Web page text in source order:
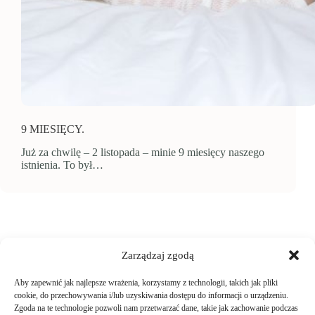
Zarządzaj zgodą
Aby zapewnić jak najlepsze wrażenia, korzystamy z technologii, takich jak pliki
cookie, do przechowywania i/lub uzyskiwania dostępu do informacji o urządzeniu.
Zgoda na te technologie pozwoli nam przetwarzać dane, takie jak zachowanie podczas
9 MIESIĘCY.
Już za chwilę – 2 listopada – minie 9 miesięcy naszego
istnienia. To był…
TWOJE ZAKUPY